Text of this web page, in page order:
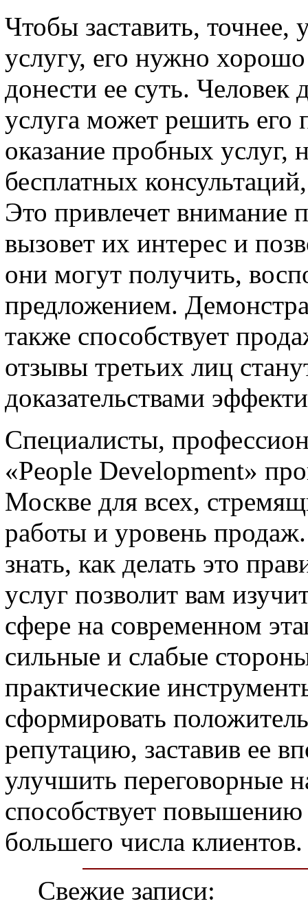
Чтобы заставить, точнее,
услугу, его нужно
донести ее суть.
услуга может решить
оказание пробных услуг,
бесплатных
Это привлечет внимание
вызовет их интерес и
они могут получить,
предложением.
также способствует
отзывы третьих лиц
доказательствами
Специалисты,
«People Development»
Москве для всех,
работы и уровень
знать, как делать это
услуг позволит вам
сфере на современном
сильные и слабые
практические
сформировать
репутацию, заставив ее
улучшить переговорные
способствует
большего числа клиентов.
Свежие записи: